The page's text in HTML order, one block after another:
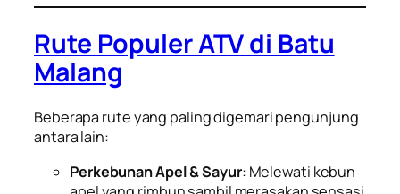
Rute Populer ATV di Batu
Malang
Beberapa rute yang paling digemari pengunjung
antara lain:
Perkebunan Apel & Sayur: Melewati kebun